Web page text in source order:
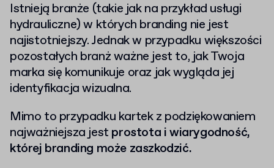
Istnieją branże (takie jak na przykład usługi
hydrauliczne) w których branding nie jest
najistotniejszy. Jednak w przypadku większości
pozostałych branż ważne jest to, jak Twoja
marka się komunikuje oraz jak wygląda jej
identyfikacja wizualna.
Mimo to przypadku kartek z podziękowaniem
najważniejsza jest prostota i wiarygodność,
której branding może zaszkodzić.